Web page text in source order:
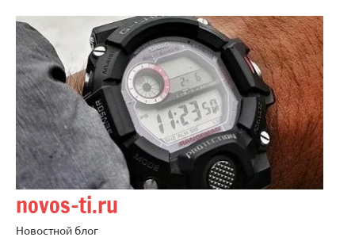
содержимому
novos-ti.ru
Новостной блог